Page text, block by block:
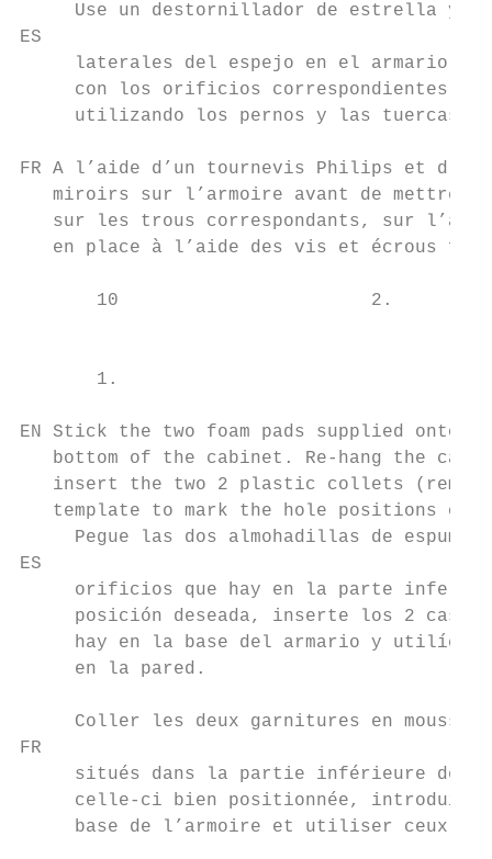
Use un destornillador de estrella y
ES
laterales del espejo en el armario
con los orificios correspondientes
utilizando los pernos y las tuercas
FR A l’aide d’un tournevis Philips et
miroirs sur l’armoire avant de mettre
sur les trous correspondants, sur
en place à l’aide des vis et écrous
       10                       2.
       1.
EN Stick the two foam pads supplied
bottom of the cabinet. Re-hang the
insert the two 2 plastic collets
template to mark the hole positions on
Pegue las dos almohadillas de espuma
ES
orificios que hay en la parte
posición deseada, inserte los 2
hay en la base del armario y
     en la pared.
Coller les deux garnitures en mousse
FR
situés dans la partie inférieure de
celle-ci bien positionnée,
base de l’armoire et utiliser ceux-